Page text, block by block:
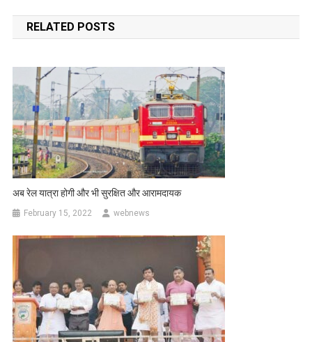
navigation
RELATED POSTS
अब रेल यात्रा होगी और भी सुरक्षित और आरामदायक
February 15, 2022 webnews